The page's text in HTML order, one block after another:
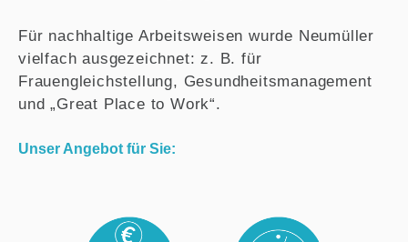
Für nachhaltige Arbeitsweisen wurde Neumüller
vielfach ausgezeichnet: z. B. für
Frauengleichstellung, Gesundheitsmanagement
und „Great Place to Work“.
Unser Angebot für Sie: